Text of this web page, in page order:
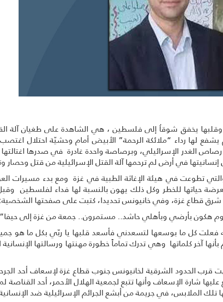
يخفق شوقاُ إلى فلسطين ، هي الشاهدة على طغيان آلة
لها رداء “ملائكة الرحمة” الأبيض أمام وحشيّة احتلال
رصاص الغدر الإسرائيلي، وبرصاصة واحدة غادرة في صدرها
في أرض لم ترحمها آلة القتل الإسرائيلية من قتل وحصار
والتي تطوعت في هيئة الإغاثة الطبية في غزة ومع بدء مسيرات
حياتها للخطر وكل ذلك يهون بالنسبة لها فداء لفلسطين
شرق قطاع غزة، وفي خانيونس تحديدا، كتبت على صفحتها الشخصية:
هكون بأرضي وبأهلي حاشد.. مستمرون.. جمعة من غزة إلى
فعلت كل ما بوسعها لتسعدني فأسعد قلبها يا ربّي بكل ما هو
آخر كلماتها وهي تدرك تماماً خطورة مهنتها ورسالتها الإنسانية
قرب الحدود الشرقية لخانيونس جنوب قطاع غزة لإسعاف أحد
شارة الإسعاف وأنها تتبع لجمعية الهلال الأحمر، أحد القناصة
الملابس، في جريمة من أبشع الجرائم الإسرائيلية ضد